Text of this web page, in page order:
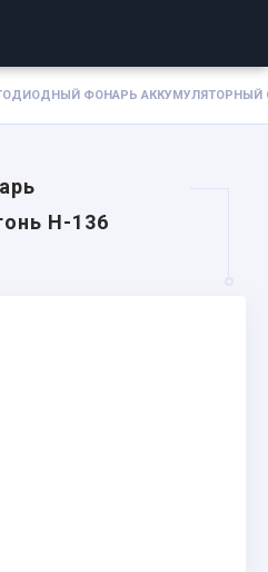
ФОНАРЬ АККУМУЛЯТОРНЫЙ
H-136